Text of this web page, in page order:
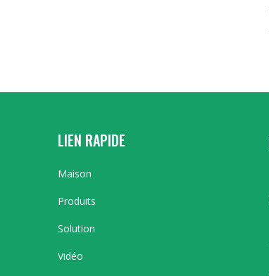
LIEN RAPIDE
Maison
Produits
Solution
Vidéo